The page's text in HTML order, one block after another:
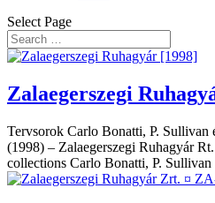
Select Page
Zalaegerszegi
Tervsorok Carlo Bonatti, P. Sullivan
(1998) – Zalaegerszegi Ruhagyár
collections Carlo Bonatti, P.